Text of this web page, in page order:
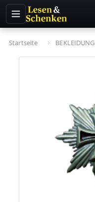
Startseite BEKLEIDUNG